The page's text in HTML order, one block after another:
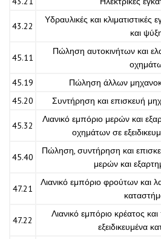
43.22
Υδραυλικές και κλιματιστικές
και
45.11
Πώληση αυτοκινήτων και
45.19
Πώληση άλλων
45.20
Συντήρηση και επισκευή
45.32
Λιανικό εμπόριο μερών και
οχημάτων σε
45.40
Πώληση, συντήρηση και
μερών και
47.21
Λιανικό εμπόριο φρούτων και
47.22
Λιανικό εμπόριο κρέατος
εξειδικευμένα